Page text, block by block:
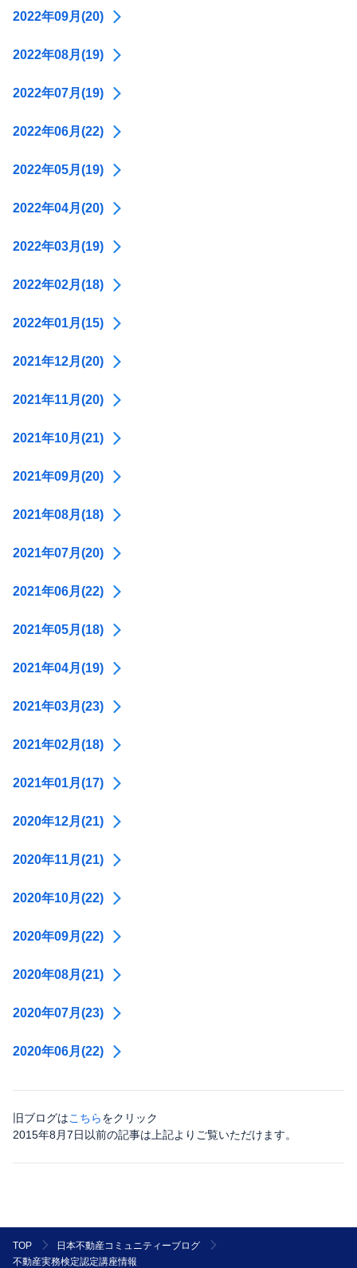
2022年09月(20)
2022年08月(19)
2022年07月(19)
2022年06月(22)
2022年05月(19)
2022年04月(20)
2022年03月(19)
2022年02月(18)
2022年01月(15)
2021年12月(20)
2021年11月(20)
2021年10月(21)
2021年09月(20)
2021年08月(18)
2021年07月(20)
2021年06月(22)
2021年05月(18)
2021年04月(19)
2021年03月(23)
2021年02月(18)
2021年01月(17)
2020年12月(21)
2020年11月(21)
2020年10月(22)
2020年09月(22)
2020年08月(21)
2020年07月(23)
2020年06月(22)
旧ブログはこちらをクリック
2015年8月7日以前の記事は上記よりご覧いただけます。
TOP
日本不動産コミュニティーブログ
不動産実務検定認定講座情報